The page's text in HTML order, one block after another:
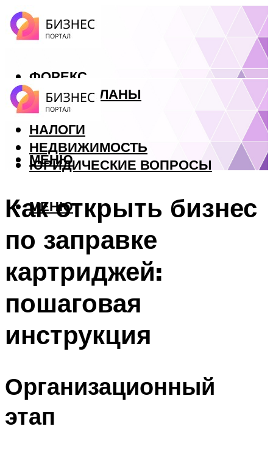
ФОРЕКС
БИЗНЕС ПЛАНЫ
КРЕДИТЫ
НАЛОГИ
НЕДВИЖИМОСТЬ
ЮРИДИЧЕСКИЕ ВОПРОСЫ
МЕНЮ
МЕНЮ
Как открыть бизнес
по заправке
картриджей:
пошаговая
инструкция
Организационный
этап